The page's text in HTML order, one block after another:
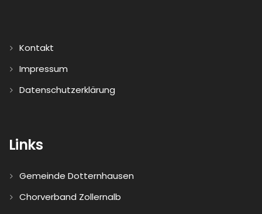
Kontakt
Impressum
Datenschutzerklärung
Links
Gemeinde Dotternhausen
Chorverband Zollernalb